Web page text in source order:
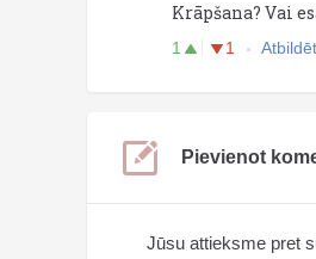
Krāpšana? Vai
1 1 Atbildēt
Pievienot
Jūsu attieksme pret